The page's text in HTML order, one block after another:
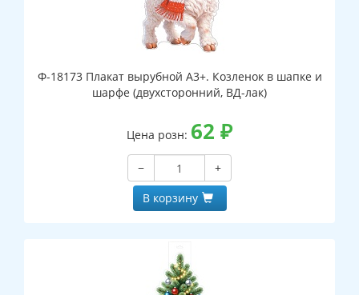
Ф-18173 Плакат вырубной А3+. Козленок в шапке и
шарфе (двухсторонний, ВД-лак)
Цена розн: 62 ₽
−
+
В корзину